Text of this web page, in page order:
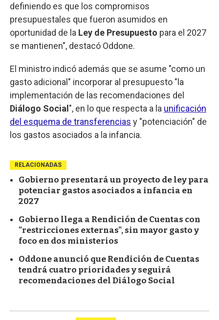
definiendo es que los compromisos
presupuestales que fueron asumidos en
oportunidad de la Ley de Presupuesto para el 2027
se mantienen", destacó Oddone.
El ministro indicó además que se asume "como un
gasto adicional" incorporar al presupuesto "la
implementación de las recomendaciones del
Diálogo Social", en lo que respecta a la unificación
del esquema de transferencias y "potenciación" de
los gastos asociados a la infancia.
RELACIONADAS
Gobierno presentará un proyecto de ley para
potenciar gastos asociados a infancia en
2027
Gobierno llega a Rendición de Cuentas con
"restricciones externas", sin mayor gasto y
foco en dos ministerios
Oddone anunció que Rendición de Cuentas
tendrá cuatro prioridades y seguirá
recomendaciones del Diálogo Social